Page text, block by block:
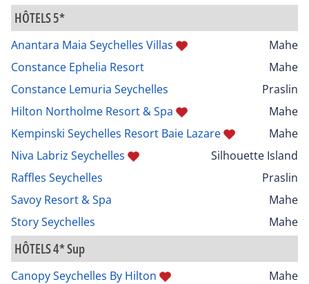
HÔTELS 5*
Anantara Maia Seychelles Villas
Mahe
Constance Ephelia Resort
Mahe
Constance Lemuria Seychelles
Praslin
Hilton Northolme Resort & Spa
Mahe
Kempinski Seychelles Resort Baie Lazare
Mahe
Niva Labriz Seychelles
Silhouette Island
Raffles Seychelles
Praslin
Savoy Resort & Spa
Mahe
Story Seychelles
Mahe
HÔTELS 4* Sup
Canopy Seychelles By Hilton
Mahe